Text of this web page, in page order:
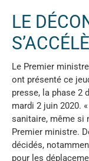
LE
Le Premier
ont présenté ce
presse, la phase 2
mardi 2 juin 2020.
sanitaire, même si
Premier ministre.
décidés,
pour les